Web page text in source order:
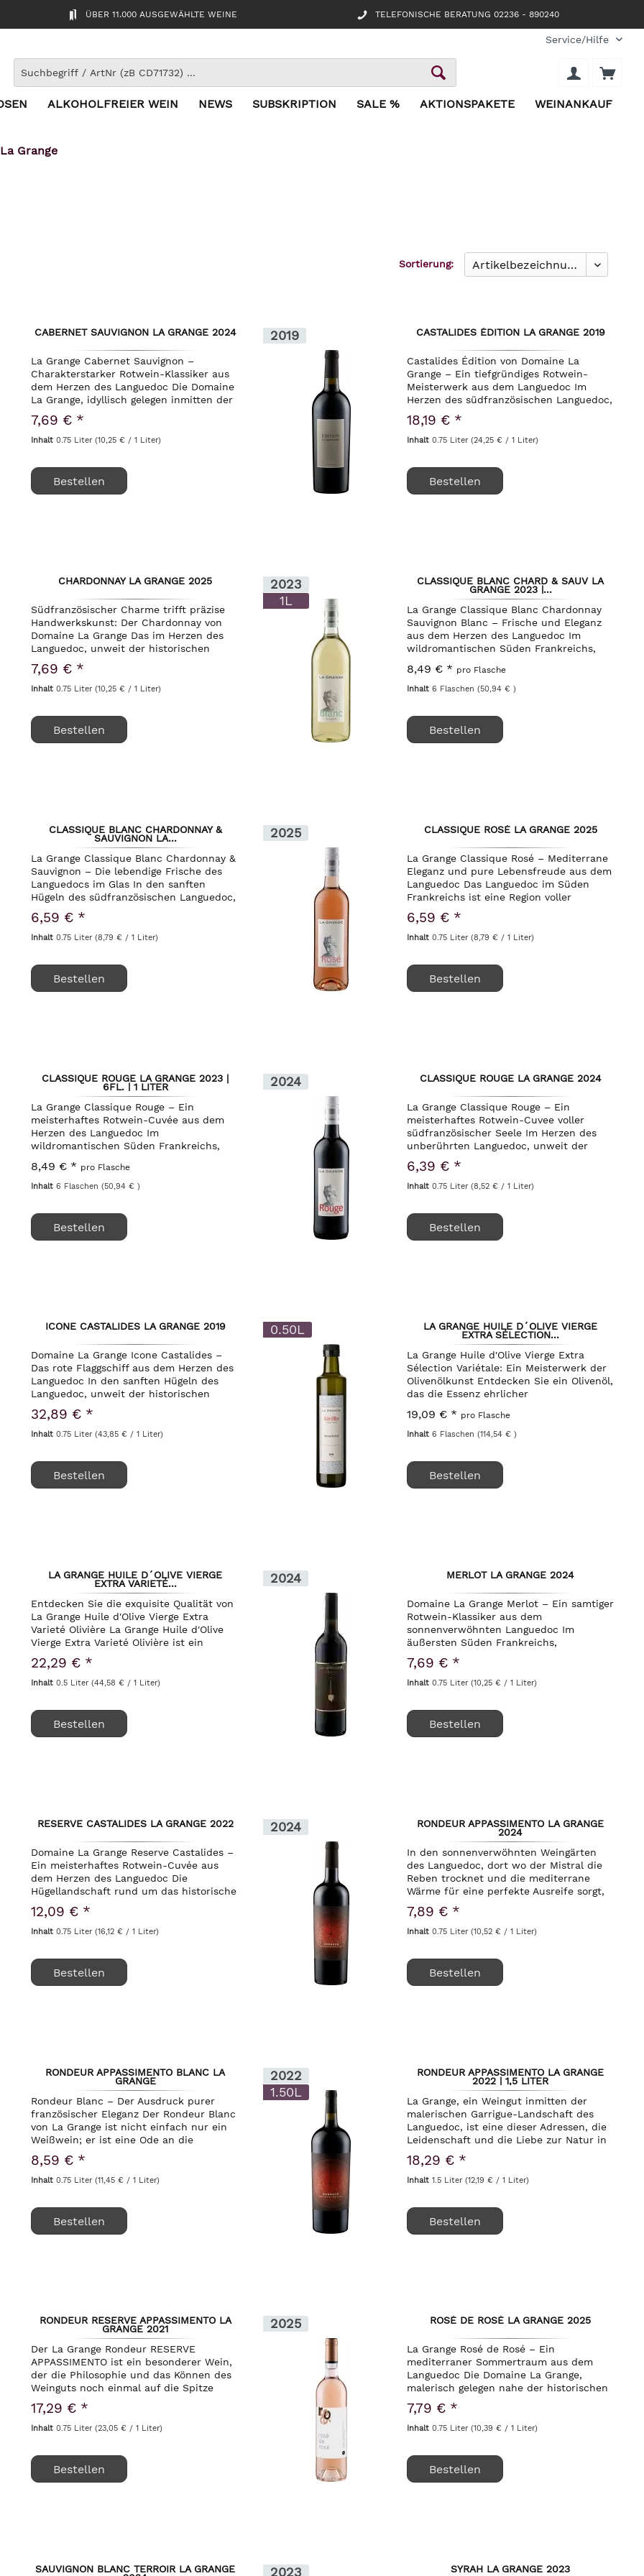
ÜBER 11.000 AUSGEWÄHLTE WEINE TELEFONISCHE BERATUNG 02236 - 890240
Service/Hilfe
ALKOHOLFREIER WEIN NEWS SUBSKRIPTION SALE % AKTIONSPAKETE WEINANKAUF
Grange
Sortierung:
CABERNET SAUVIGNON LA GRANGE 2024
La Grange Cabernet Sauvignon –
Charakterstarker Rotwein-Klassiker aus
dem Herzen des Languedoc Die Domaine
La Grange, idyllisch gelegen inmitten der
unberührten Natur des Languedoc nahe
der historischen Stadt Pézenas, gilt seit
Jahren...
7,69 € *
Inhalt0.75 Liter(10,25 € / 1 Liter)
Bestellen
2019 CASTALIDES ÉDITION LA GRANGE 2019
Castalides Édition von Domaine La
Grange – Ein tiefgründiges Rotwein-
Meisterwerk aus dem Languedoc Im
Herzen des südfranzösischen Languedoc,
unweit der historischen Stadt Pézenas,
liegt die Domaine La Grange. Dieses
Weingut hat sich in...
18,19 € *
Inhalt 0.75 Liter (24,25 € / 1 Liter)
Bestellen
CHARDONNAY LA GRANGE 2025
Südfranzösischer Charme trifft präzise
Handwerkskunst: Der Chardonnay von
Domaine La Grange Das im Herzen des
Languedoc, unweit der historischen
Stadt Pézenas gelegene Weingut Domaine
La Grange ist ein wahrer Juwel
Südfrankreichs....
7,69 € *
Inhalt0.75 Liter(10,25 € / 1 Liter)
Bestellen
2023
1L
CLASSIQUE BLANC CHARD & SAUV LA
GRANGE 2023 |...
La Grange Classique Blanc Chardonnay
Sauvignon Blanc – Frische und Eleganz
aus dem Herzen des Languedoc Im
wildromantischen Süden Frankreichs,
Languedoc nahe der historischen Stadt
Pézenas, liegt das...
8,49 € * pro Flasche
Inhalt 6 Flaschen (50,94 € )
Bestellen
CLASSIQUE BLANC CHARDONNAY &
SAUVIGNON LA...
La Grange Classique Blanc Chardonnay &
Sauvignon – Die lebendige Frische des
Languedocs im Glas In den sanften
Hügeln des südfranzösischen Languedoc,
unweit der historischen Stadt Pézenas,
liegt das renommierte Weingut Domaine
La Grange....
6,59 € *
Inhalt0.75 Liter(8,79 € / 1 Liter)
Bestellen
2025 CLASSIQUE ROSÉ LA GRANGE 2025
La Grange Classique Rosé – Mediterrane
Eleganz und pure Lebensfreude aus dem
Languedoc Das Languedoc im Süden
Frankreichs ist eine Region voller
Kontraste, geprägt von wilder Natur, dem
würzigen Duft der Garrigue und der
kühlenden...
6,59 € *
Inhalt 0.75 Liter (8,79 € / 1 Liter)
Bestellen
CLASSIQUE ROUGE LA GRANGE 2023 |
6FL. | 1 LITER
La Grange Classique Rouge – Ein
meisterhaftes Rotwein-Cuvée aus dem
Herzen des Languedoc Im
wildromantischen Süden Frankreichs,
des Languedoc nahe der historischen
Stadt Pézenas, liegt das...
8,49 € * pro Flasche
Inhalt6 Flaschen(50,94 € )
Bestellen
2024 CLASSIQUE ROUGE LA GRANGE 2024
La Grange Classique Rouge – Ein
meisterhaftes Rotwein-Cuvee voller
südfranzösischer Seele Im Herzen des
unberührten Languedoc, unweit der
historischen Stadt Pézenas, liegt das
renommierte Weingut Domaine La
Grange. Diese Region ist...
6,39 € *
Inhalt 0.75 Liter (8,52 € / 1 Liter)
Bestellen
ICONE CASTALIDES LA GRANGE 2019
Domaine La Grange Icone Castalides –
Das rote Flaggschiff aus dem Herzen des
Languedoc In den sanften Hügeln des
Languedoc, unweit der historischen
Stadt Pézenas, liegt das renommierte
Weingut Domaine La Grange. Unter
Kennern gilt dieser...
32,89 € *
Inhalt0.75 Liter(43,85 € / 1 Liter)
Bestellen
0.50L LA GRANGE HUILE D´OLIVE VIERGE
EXTRA SÉLECTION...
La Grange Huile d'Olive Vierge Extra
Sélection Variétale: Ein Meisterwerk der
Olivenölkunst Entdecken Sie ein Olivenöl,
das die Essenz ehrlicher
Tradition in jedem Tropfen einfängt. Das
La Grange...
19,09 € * pro Flasche
Inhalt 6 Flaschen (114,54 € )
Bestellen
LA GRANGE HUILE D´OLIVE VIERGE
EXTRA VARIETÉ...
Entdecken Sie die exquisite Qualität von
La Grange Huile d'Olive Vierge Extra
Varieté Olivière La Grange Huile d'Olive
Vierge Extra Varieté Olivière ist ein
beeindruckendes Olivenöl, das für seine
Reinheit und herausragende Qualität...
22,29 € *
Inhalt0.5 Liter(44,58 € / 1 Liter)
Bestellen
2024 MERLOT LA GRANGE 2024
Domaine La Grange Merlot – Ein samtiger
Rotwein-Klassiker aus dem
sonnenverwöhnten Languedoc Im
äußersten Süden Frankreichs,
eingebettet in die wildromantische
Hügellandschaft des Languedoc, liegt die
renommierte Domaine La Grange....
7,69 € *
Inhalt 0.75 Liter (10,25 € / 1 Liter)
Bestellen
RESERVE CASTALIDES LA GRANGE 2022
Domaine La Grange Reserve Castalides –
Ein meisterhaftes Rotwein-Cuvée aus
dem Herzen des Languedoc Die
Hügellandschaft rund um das historische
Städtchen Pézenas im Herzen des
Languedoc birgt einige der spannendsten
Terroirs...
12,09 € *
Inhalt0.75 Liter(16,12 € / 1 Liter)
Bestellen
2024 RONDEUR APPASSIMENTO LA GRANGE
2024
In den sonnenverwöhnten Weingärten
des Languedoc, dort wo der Mistral die
Reben trocknet und die mediterrane
Wärme für eine perfekte Ausreife sorgt,
entsteht ein Wein von hervorragender
Intensität: der Rondeur Appassimento La
Grange...
7,89 € *
Inhalt 0.75 Liter (10,52 € / 1 Liter)
Bestellen
RONDEUR APPASSIMENTO BLANC LA
GRANGE
Rondeur Blanc – Der Ausdruck purer
französischer Eleganz Der Rondeur Blanc
von La Grange ist nicht einfach nur ein
Weißwein; er ist eine Ode an die
Raffinesse und handwerkliche
Meisterschaft aus dem malerischen
Languedoc in Frankreich....
8,59 € *
Inhalt0.75 Liter(11,45 € / 1 Liter)
Bestellen
2022
1.50L
RONDEUR APPASSIMENTO LA GRANGE
2022 | 1,5 LITER
La Grange, ein Weingut inmitten der
malerischen Garrigue-Landschaft des
Languedoc, ist eine dieser Adressen, die
Leidenschaft und die Liebe zur Natur in
jedem Schluck spürbar machen.
Umgeben von duftendem Rosmarin,
Thymian und Lavendel,...
18,29 € *
Inhalt 1.5 Liter (12,19 € / 1 Liter)
Bestellen
RONDEUR RESERVE APPASSIMENTO LA
GRANGE 2021
Der La Grange Rondeur RESERVE
APPASSIMENTO ist ein besonderer Wein,
der die Philosophie und das Können des
Weinguts noch einmal auf die Spitze
treibt. Du kennst bereits den "normalen"
Rondeur, der dich mit seiner dichten
Frucht und der...
17,29 € *
Inhalt0.75 Liter(23,05 € / 1 Liter)
Bestellen
2025 ROSÉ DE ROSÉ LA GRANGE 2025
La Grange Rosé de Rosé – Ein
mediterraner Sommertraum aus dem
Languedoc Die Domaine La Grange,
malerisch gelegen nahe der historischen
Stadt Pézenas im Herzen des Languedoc,
gilt längst als feste Größe für
anspruchsvolle Genussmomente im...
7,79 € *
Inhalt 0.75 Liter (10,39 € / 1 Liter)
Bestellen
SAUVIGNON BLANC TERROIR LA GRANGE 2023 SYRAH LA GRANGE 2023